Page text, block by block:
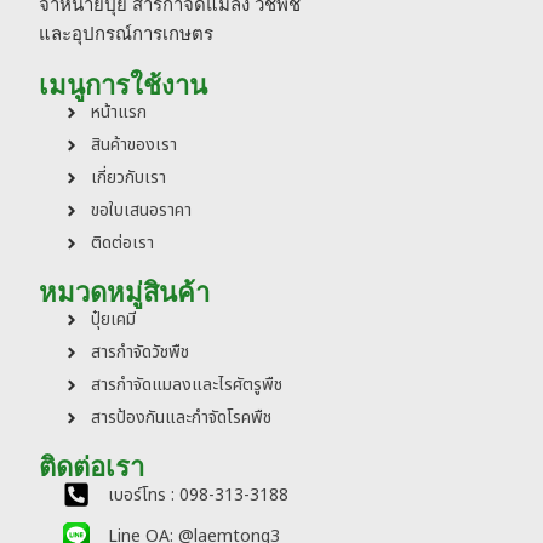
จำหน่ายปุ๋ย สารกำจัดแมลง วัชพืช
และอุปกรณ์การเกษตร
เมนูการใช้งาน
หน้าแรก
สินค้าของเรา
เกี่ยวกับเรา
ขอใบเสนอราคา
ติดต่อเรา
หมวดหมู่สินค้า
ปุ๋ยเคมี
สารกำจัดวัชพืช
สารกำจัดแมลงและไรศัตรูพืช
สารป้องกันและกำจัดโรคพืช
ติดต่อเรา
เบอร์โทร : 098-313-3188
Line OA: @laemtong3